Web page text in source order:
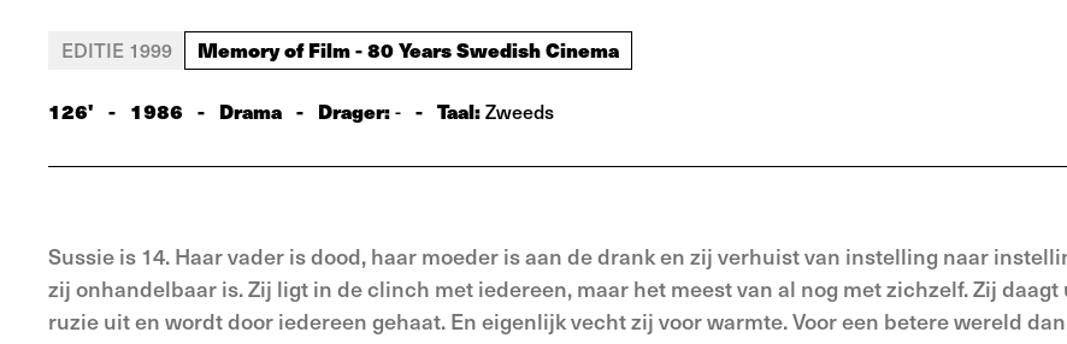
EDITIE 1999 Memory of Film - 80 Years Swedish Cinema
126' - 1986 - Drama - Drager:- - Taal:Zweeds
Sussie is 14. Haar vader is dood, haar moeder is aan de drank en zij verhuist van instelling naar
zij onhandelbaar is. Zij ligt in de clinch met iedereen, maar het meest van al nog met zichzelf. Zij daagt
ruzie uit en wordt door iedereen gehaat. En eigenlijk vecht zij voor warmte. Voor een betere wereld